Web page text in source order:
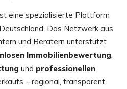
eine spezialisierte Plattform
Das Netzwerk aus
und Beratern unterstützt
Immobilienbewertung
und professionellen
– regional, transparent